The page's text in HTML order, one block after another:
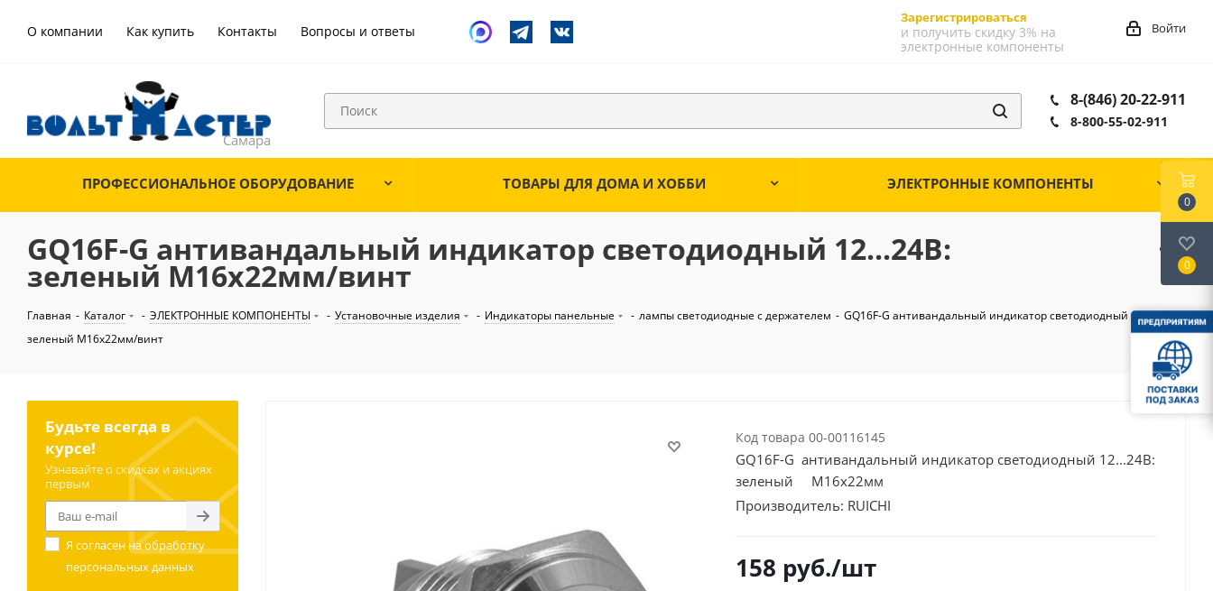
О компании Как купить Контакты Вопросы и ответы
Зарегистрироваться
и получить скидку 3% на
электронные компоненты
Войти
8-(846) 20-22-911
8-800-55-02-911
ПРОФЕССИОНАЛЬНОЕ ОБОРУДОВАНИЕ ТОВАРЫ ДЛЯ ДОМА И ХОББИ ЭЛЕКТРОННЫЕ КОМПОНЕНТЫ
GQ16F-G антивандальный индикатор светодиодный 12...24В:
зеленый M16х22мм/винт
Главная - Каталог - ЭЛЕКТРОННЫЕ КОМПОНЕНТЫ - Установочные изделия - Индикаторы панельные - лампы светодиодные с держателем - GQ16F-G антивандальный индикатор светодиодный 12...24В:
зеленый M16х22мм/винт
Код товара 00-00116145
GQ16F-G антивандальный индикатор светодиодный 12...24В:
зеленый M16х22мм
Производитель: RUICHI
158 руб./шт
Будьте всегда в
курсе!
Узнавайте о скидках и акциях
первым
Я согласен наобработку
персональных данных
0
0